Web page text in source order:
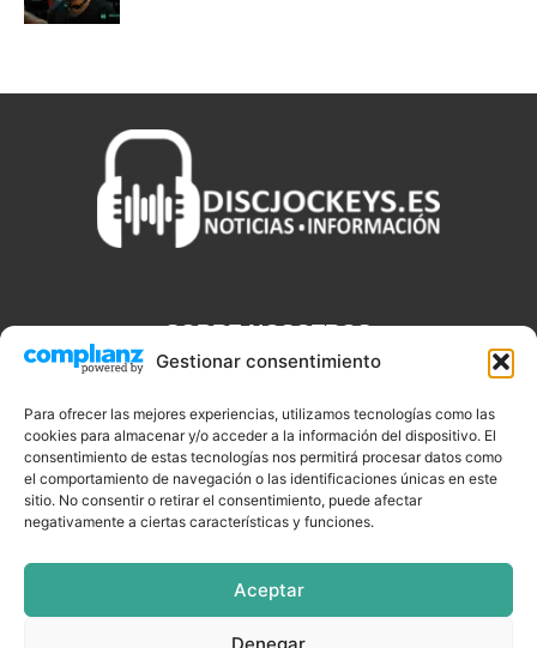
Gestionar consentimiento
Para ofrecer las mejores experiencias, utilizamos tecnologías como las
cookies para almacenar y/o acceder a la información del dispositivo. El
consentimiento de estas tecnologías nos permitirá procesar datos como
el comportamiento de navegación o las identificaciones únicas en este
sitio. No consentir o retirar el consentimiento, puede afectar
negativamente a ciertas características y funciones.
Aceptar
Denegar
SOBRE NOSOTROS
que necesitas saber sobre noticias, novedades, tecnologías y
aplicaciones que te ayudaran a ser un mejor Djs.
SÍGUENOS